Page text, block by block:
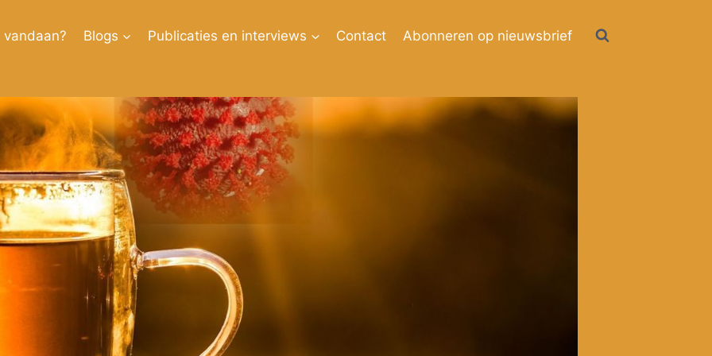
vandaan? Blogs Publicaties en interviews Contact Abonneren op nieuwsbrief